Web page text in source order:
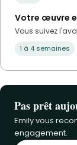
Votre œuvre
Vous suivez
1 à 4 semaines
Pas prêt
Emily vous
engagement.